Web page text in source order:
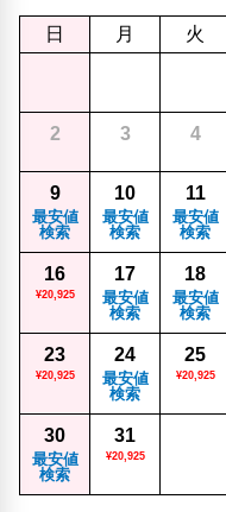
日 月 火
2 3 4
9
最安値
検索
10
最安値
検索
11
最安値
検索
16
¥20,925
17
最安値
検索
18
最安値
検索
23
¥20,925
24
最安値
検索
25
¥20,925
30
最安値
検索
31
¥20,925